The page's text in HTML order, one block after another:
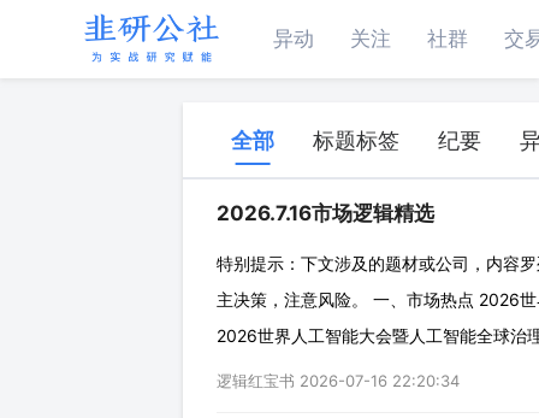
异动 关注 社群 交
全部 标题标签 纪要
2026.7.16市场逻辑精选
特别提示：下文涉及的题材或公司，内容
主决策，注意风险。 一、市场热点 2026
2026世界人工智能大会暨人工智能全球治
◇应用方向：1）大模型：MiniMax M3大
逻辑红宝书 2026-07-16 22:20:34